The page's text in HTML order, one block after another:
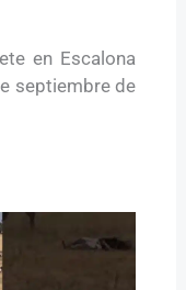
en Escalona
septiembre de